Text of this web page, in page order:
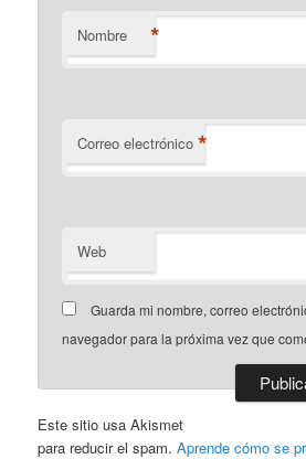
Nombre *
Correo electrónico *
Web
Guarda mi nombre, correo
navegador para la próxima vez que
Este sitio usa Akismet
para reducir el spam.Aprende cómo se